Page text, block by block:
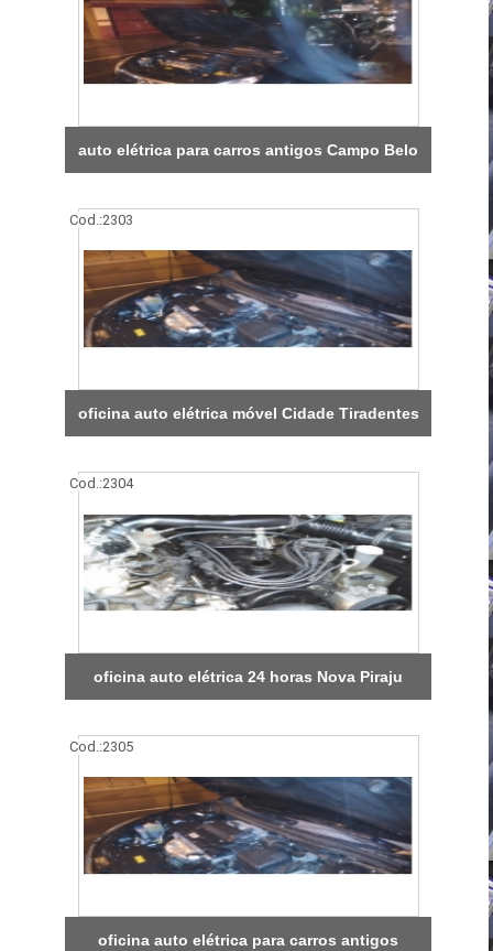
auto elétrica para carros antigos Campo Belo
Cod.:2303
oficina auto elétrica móvel Cidade Tiradentes
Cod.:2304
oficina auto elétrica 24 horas Nova Piraju
Cod.:2305
oficina auto elétrica para carros antigos